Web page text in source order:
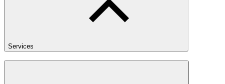
Services